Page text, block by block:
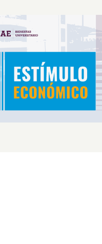
Estímulos Económicos
Deportistas de Alto
Rendimiento IS2026